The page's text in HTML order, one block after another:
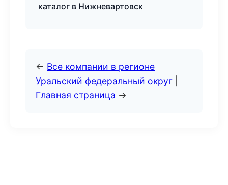
каталог в Нижневартовск
← Все компании в регионе
Уральский федеральный округ
Главная страница →